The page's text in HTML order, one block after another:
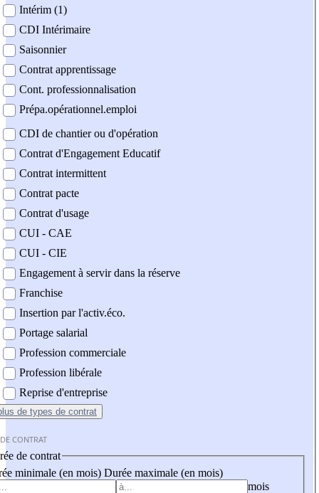
Intérim (1)
CDI Intérimaire
Saisonnier
Contrat apprentissage
Cont. professionnalisation
Prépa.opérationnel.emploi
CDI de chantier ou d'opération
Contrat d'Engagement Educatif
Contrat intermittent
Contrat pacte
Contrat d'usage
CUI - CAE
CUI - CIE
Engagement à servir dans la réserve
Franchise
Insertion par l'activ.éco.
Portage salarial
Profession commerciale
Profession libérale
Reprise d'entreprise
de types de contrat
CONTRAT
de contrat
minimale (en mois) Durée maximale (en mois)
mois